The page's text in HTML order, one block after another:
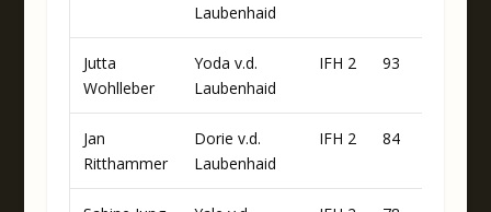
Laubenhaid
Jutta
Wohlleber
Yoda v.d.
Laubenhaid
IFH 2 93
Jan
Ritthammer
Dorie v.d.
Laubenhaid
IFH 2 84